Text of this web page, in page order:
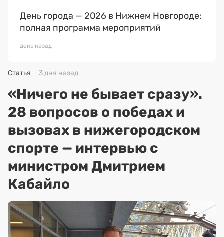
День города — 2026 в Нижнем Новгороде:
полная программа мероприятий
день назад
Статья 3 дня назад
«Ничего не бывает сразу».
28 вопросов о победах и
вызовах в нижегородском
спорте — интервью с
министром Дмитрием
Кабайло